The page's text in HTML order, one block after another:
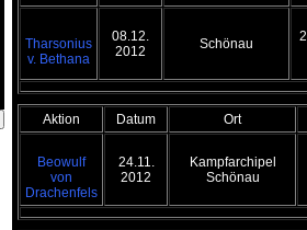
Tharsonius
v. Bethana
08.12.
2012
Schönau
Aktion Datum Ort
Beowulf
von
Drachenfels
24.11.
2012
Kampfarchipel
Schönau